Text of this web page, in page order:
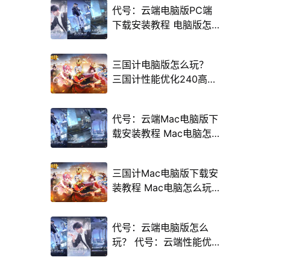
代号：云端电脑版PC端
下载安装教程 电脑版怎
三国计电脑版怎么玩？
三国计性能优化240高帧
代号：云端Mac电脑版下
载安装教程 Mac电脑怎
三国计Mac电脑版下载安
装教程 Mac电脑怎么玩
代号：云端电脑版怎么
玩？ 代号：云端性能优